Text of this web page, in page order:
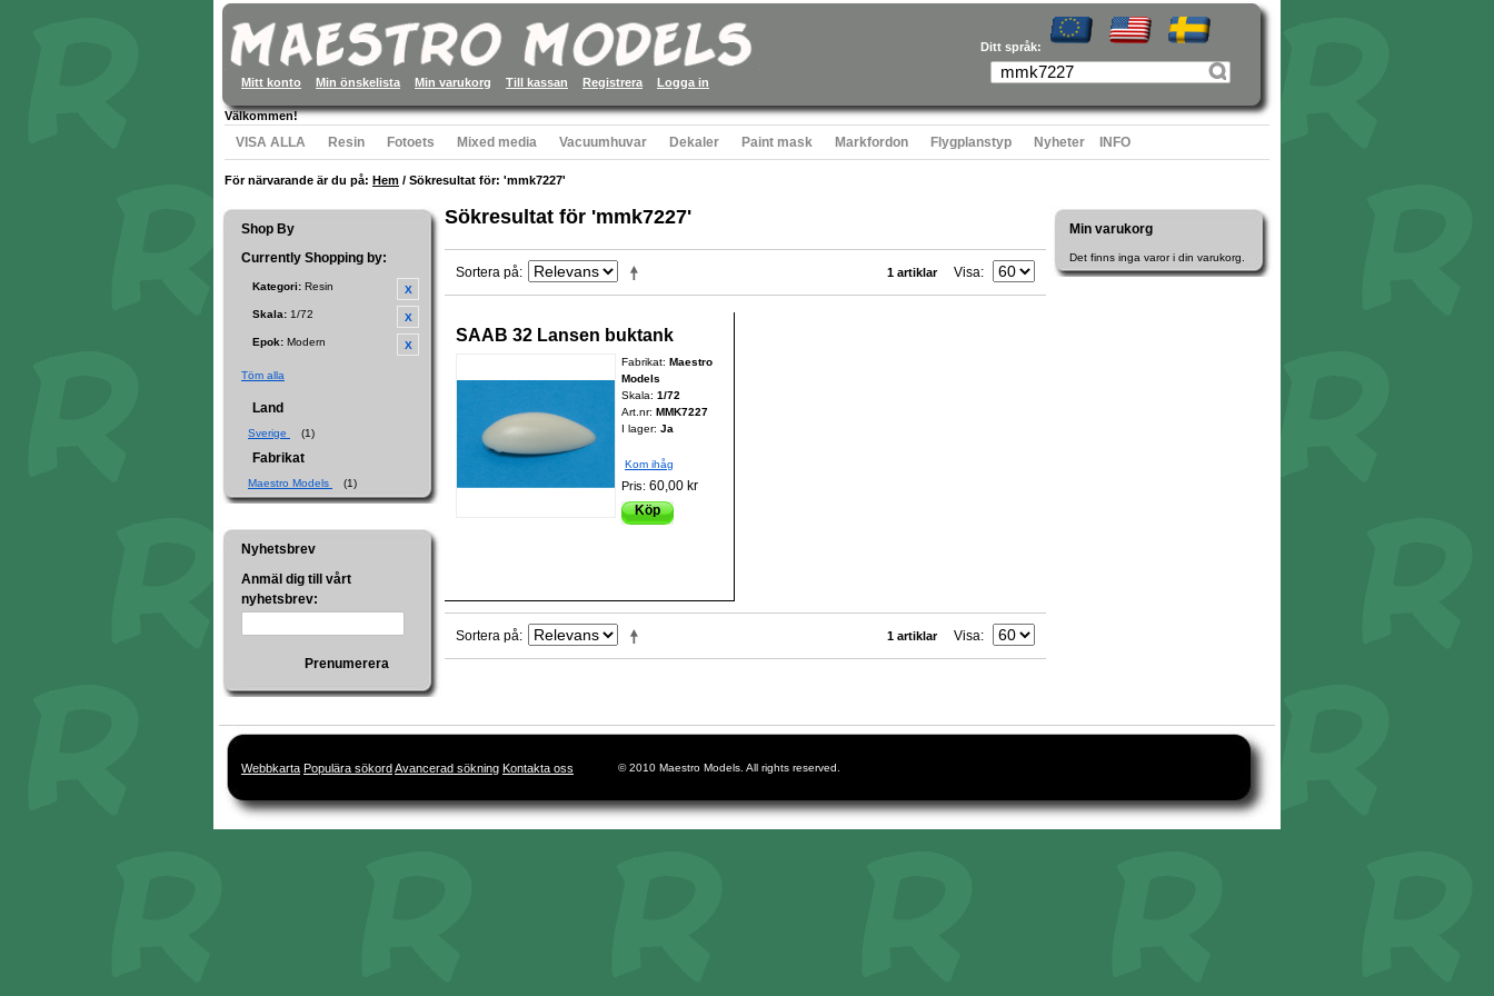
Ditt språk:
Mitt konto Min önskelista Min varukorg Till kassan Registrera Logga in
Välkommen!
VISA ALLA Resin Fotoets Mixed media Vacuumhuvar Dekaler Paint mask Markfordon Flygplanstyp Nyheter INFO
För närvarande är du på: Hem / Sökresultat för: 'mmk7227'
Shop By
Currently Shopping by:
Kategori: Resin
Skala: 1/72
Epok: Modern
Töm alla
Land
Sverige (1)
Fabrikat
Maestro Models (1)
Sökresultat för 'mmk7227'
Sortera på 1 artiklar Visa
SAAB 32 Lansen buktank
Fabrikat:Maestro
Models
Skala:1/72
Art.nr:MMK7227
I lager: Ja
Kom ihåg
Pris:60,00 kr
Köp
Sortera på 1 artiklar Visa
Nyhetsbrev
Anmäl dig till vårt
nyhetsbrev:
Prenumerera
Min varukorg
Det finns inga varor i din varukorg.
Webbkarta Populära sökordAvancerad sökning Kontakta oss © 2010 Maestro Models. All rights reserved.